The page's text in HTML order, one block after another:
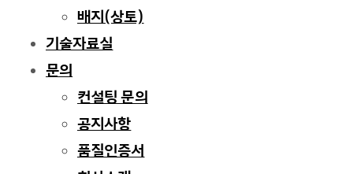
배지(상토)
기술자료실
문의
컨설팅 문의
공지사항
품질인증서